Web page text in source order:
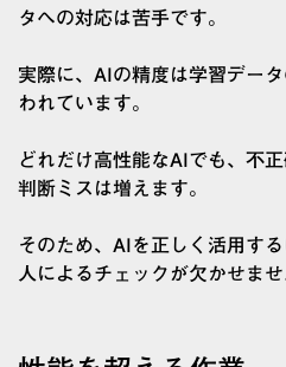
タへの対応は苦手です。
実際に、AIの精度は学習デー
われています。
どれだけ高性能なAIでも、不
判断ミスは増えます。
そのため、AIを正しく活用す
人によるチェックが欠かせませ